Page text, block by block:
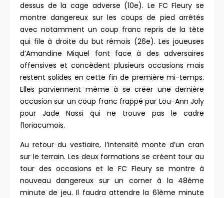
dessus de la cage adverse (10e). Le FC Fleury se
montre dangereux sur les coups de pied arrêtés
avec notamment un coup franc repris de la tête
qui file à droite du but rémois (26e). Les joueuses
d’Amandine Miquel font face à des adversaires
offensives et concèdent plusieurs occasions mais
restent solides en cette fin de première mi-temps.
Elles parviennent même à se créer une dernière
occasion sur un coup franc frappé par Lou-Ann Joly
pour Jade Nassi qui ne trouve pas le cadre
floriacumois.
Au retour du vestiaire, l’intensité monte d’un cran
sur le terrain. Les deux formations se créent tour au
tour des occasions et le FC Fleury se montre à
nouveau dangereux sur un corner à la 48ème
minute de jeu. Il faudra attendre la 61ème minute